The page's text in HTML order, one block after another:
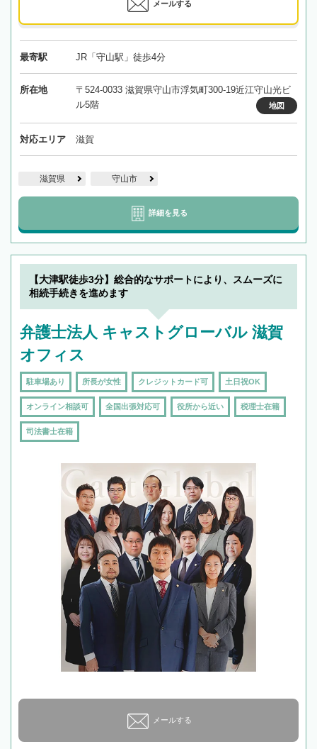
メールする
最寄駅 JR「守山駅」徒歩4分
所在地
〒524-0033 滋賀県守山市浮気町300-19近江守山光ビ
ル5階
地図
対応エリア 滋賀
滋賀県 守山市
詳細を見る
【大津駅徒歩3分】総合的なサポートにより、スムーズに
相続手続きを進めます
弁護士法人 キャストグローバル 滋賀
オフィス
駐車場あり 所長が女性 クレジットカード可 土日祝OK
オンライン相談可 全国出張対応可 役所から近い 税理士在籍
司法書士在籍
メールする